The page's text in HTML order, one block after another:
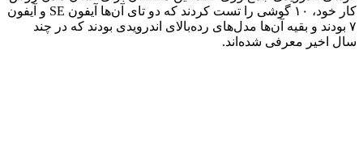
کار خود، ۱۰ گوشی را تست کردند که دو تای آن‌ها آیفون SE و آیفون
۷ بودند و بقیه آن‌ها مدل‌های رده‌بالای اندرویدی بودند که در چند
سال اخیر معرفی شده‌اند.